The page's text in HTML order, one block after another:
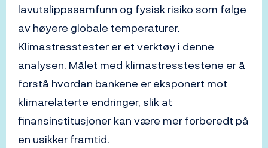
lavutslippssamfunn og fysisk risiko som følge
av høyere globale temperaturer.
Klimastresstester er et verktøy i denne
analysen. Målet med klimastresstestene er å
forstå hvordan bankene er eksponert mot
klimarelaterte endringer, slik at
finansinstitusjoner kan være mer forberedt på
en usikker framtid.